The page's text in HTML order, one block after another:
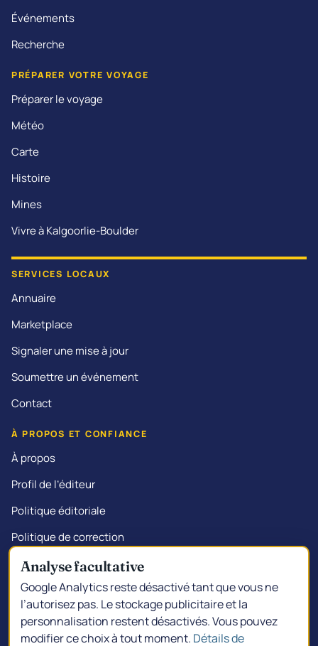
Événements
Recherche
PRÉPARER VOTRE VOYAGE
Préparer le voyage
Météo
Carte
Histoire
Mines
Vivre à Kalgoorlie-Boulder
SERVICES LOCAUX
Annuaire
Marketplace
Signaler une mise à jour
Soumettre un événement
Contact
À PROPOS ET CONFIANCE
À propos
Profil de l’éditeur
Politique éditoriale
Politique de correction
Transparence commerciale
© 2026 Kalgoorlie.info. Créé à South Kalgoorlie
Politique de confidentialitéChoix de confidentialité
Analyse facultative
Google Analytics reste désactivé tant que vous ne
l’autorisez pas. Le stockage publicitaire et la
personnalisation restent désactivés. Vous pouvez
modifier ce choix à tout moment. Détails de